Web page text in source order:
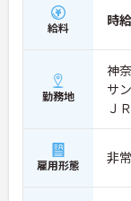
給料 時給
勤務地
神
サ
Ｊ
雇用形態 非